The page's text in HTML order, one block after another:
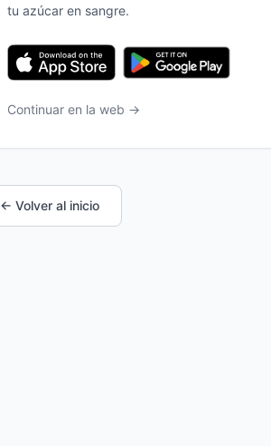
tu azúcar en sangre.
Continuar en la web →
← Volver al inicio